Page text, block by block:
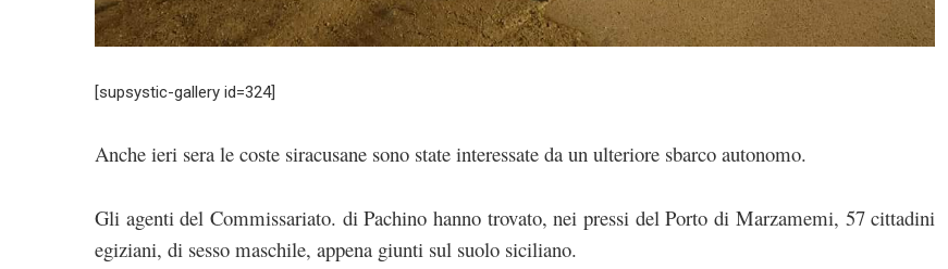
[supsystic-gallery id=324]
Anche ieri sera le coste siracusane sono state interessate da un ulteriore sbarco autonomo.
Gli agenti del Commissariato. di Pachino hanno trovato, nei pressi del Porto di Marzamemi, 57 cittadini
egiziani, di sesso maschile, appena giunti sul suolo siciliano.